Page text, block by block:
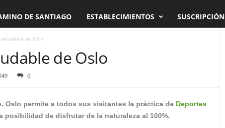
DE SANTIAGO ESTABLECIMIENTOS SUSCRIPCIÓN
de Oslo
de Oslo
0
Oslo permite a todos sus visitantes la práctica de Deportes
posibilidad de disfrutar de la naturaleza al 100%.